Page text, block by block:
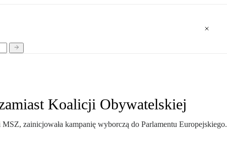
Koalicji Obywatelskiej
zainicjowała kampanię wyborczą do Parlamentu Europejskiego.